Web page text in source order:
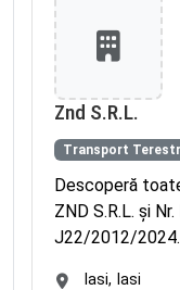
Znd S.R.L.
Transport
Descoperă
ZND S.R.L. și
J22/2012/2024.
Iasi, Iasi